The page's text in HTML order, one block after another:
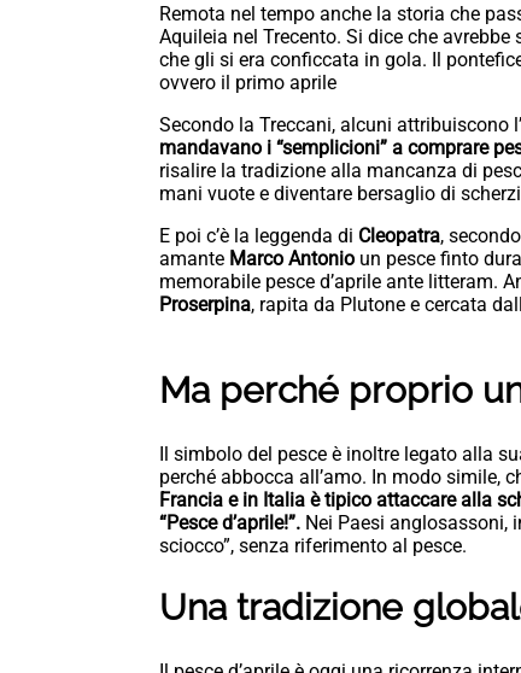
Remota nel tempo anche la storia che
Aquileia nel Trecento. Si dice che
che gli si era conficcata in gola. Il
ovvero il primo aprile
Secondo la Treccani, alcuni attribuiscono
mandavano i “semplicioni” a comprare
risalire la tradizione alla mancanza di
mani vuote e diventare bersaglio di
E poi c’è la leggenda di Cleopatra,
amante Marco Antonio un pesce finto
memorabile pesce d’aprile ante litteram.
Proserpina, rapita da Plutone e cercata
Ma perché proprio
Il simbolo del pesce è inoltre legato alla
perché abbocca all’amo. In modo simile,
Francia e in Italia è tipico attaccare alla
“Pesce d’aprile!”. Nei Paesi anglosassoni,
sciocco”, senza riferimento al pesce.
Una tradizione